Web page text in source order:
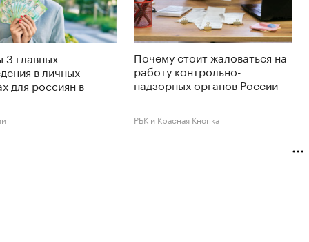
3 главных
в личных
для россиян в
Почему стоит жаловаться на
работу контрольно-
надзорных органов России
РБК и Красная Кнопка